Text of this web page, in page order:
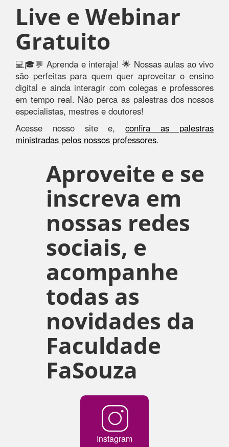
Live e Webinar
Gratuito
💻🎓💬 Aprenda e interaja! 🌟 Nossas aulas ao vivo
são perfeitas para quem quer aproveitar o ensino
digital e ainda interagir com colegas e professores
em tempo real. Não perca as palestras dos nossos
especialistas, mestres e doutores!
Acesse nosso site e,confira as palestras
ministradas pelos nossos professores.
Aproveite e se
inscreva em
nossas redes
sociais, e
acompanhe
todas as
novidades da
Faculdade
FaSouza
Instagram